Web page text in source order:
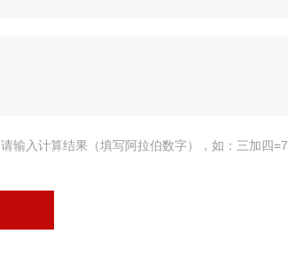
请输入计算结果（填写阿拉伯数字），如：三加四=7